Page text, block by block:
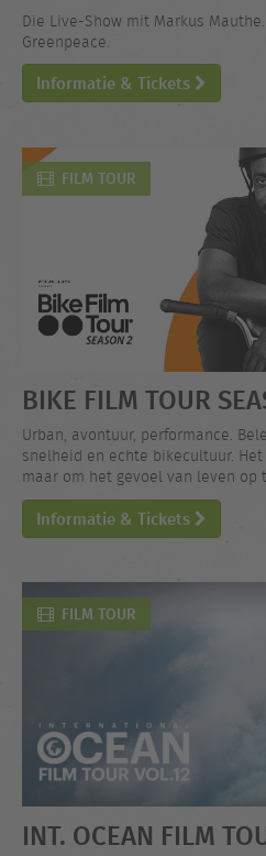
Die Live-Show mit Markus
Greenpeace.
Informatie & Tickets
FILM TOUR
BIKE FILM TOUR
Urban, avontuur, performance.
snelheid en echte bikecultuur.
maar om het gevoel van leven op
Informatie & Tickets
FILM TOUR
INT. OCEAN FILM